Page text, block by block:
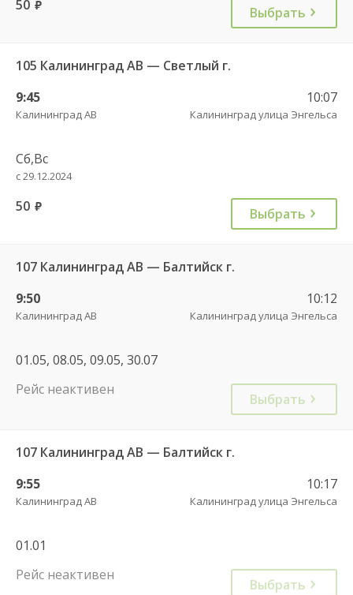
50 руб. Выбрать
105 Калининград АВ — Светлый г.
9:45
Калининград АВ
10:07
Калининград улица Энгельса
Сб,Вс
с 29.12.2024
50 руб. Выбрать
107 Калининград АВ — Балтийск г.
9:50
Калининград АВ
10:12
Калининград улица Энгельса
01.05, 08.05, 09.05, 30.07
Рейс неактивен
Выбрать
107 Калининград АВ — Балтийск г.
9:55
Калининград АВ
10:17
Калининград улица Энгельса
01.01
Рейс неактивен
Выбрать